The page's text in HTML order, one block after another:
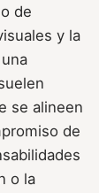
de
y la
se alineen
de
o la